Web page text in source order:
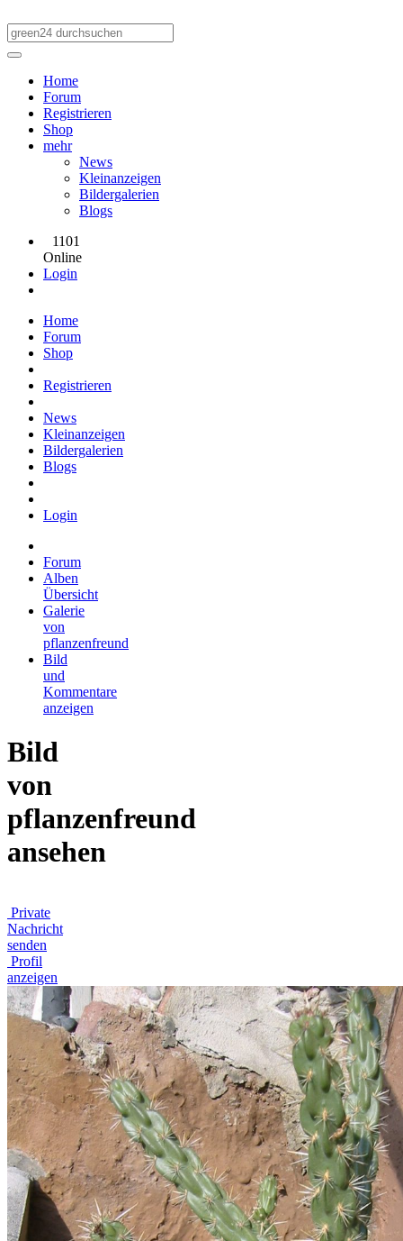
Home
Forum
Registrieren
Shop
mehr
News
Kleinanzeigen
Bildergalerien
Blogs
1101
Online
Login
Home
Forum
Shop
Registrieren
News
Kleinanzeigen
Bildergalerien
Blogs
Login
Forum
Alben
Übersicht
Galerie
von
pflanzenfreund
Bild
und
Kommentare
anzeigen
Bild
von
pflanzenfreund
ansehen
Private
Nachricht
senden
Profil
anzeigen